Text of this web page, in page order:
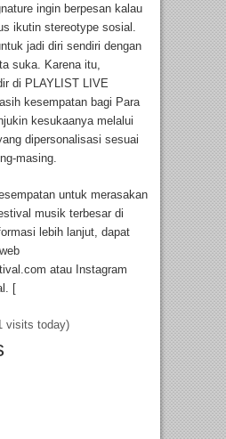
ingin berpesan kalau
ikutin stereotype sosial.
jadi diri sendiri dengan
suka. Karena itu,
di PLAYLIST LIVE
kesempatan bagi Para
kesukaanya melalui
dipersonalisasi sesuai
masing.
untuk merasakan
musik terbesar di
lebih lanjut, dapat
atau Instagram
[
visits today)